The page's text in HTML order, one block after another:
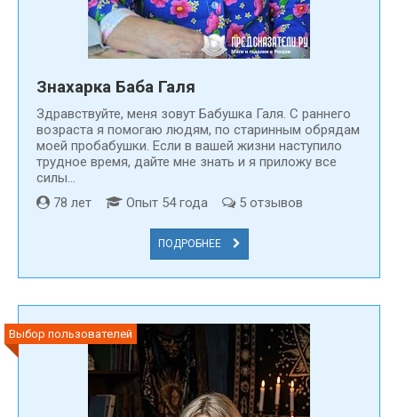
Знахарка Баба Галя
Здравствуйте, меня зовут Бабушка Галя. С раннего
возраста я помогаю людям, по старинным обрядам
моей пробабушки. Если в вашей жизни наступило
трудное время, дайте мне знать и я приложу все
силы...
78 лет
Опыт 54 года 5 отзывов
ПОДРОБНЕЕ
Выбор пользователей